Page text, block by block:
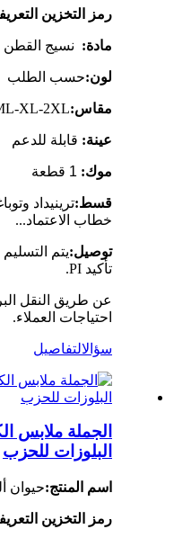
رمز التخزين
مادة: نسيج القطن
لون:حسب الطلب
مقاس:XL-2XL
عينة: قابلة للدعم
موك: 1 قطعة
قسط:ترينيداد
خطاب الاعتماد...
توصيل:
تأكيد PI.
عن طريق النقل
احتياجات العملاء.
سؤالالتفاصيل
الجملة ملابس
البلوزات للحزب
اسم المنتج:حيوان
رمز التخزين